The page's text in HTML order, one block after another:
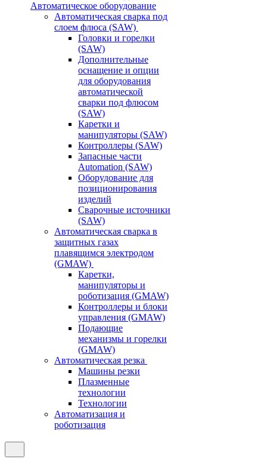
Автоматическое оборудование
Автоматическая сварка под
слоем флюса (SAW)
Головки и горелки
(SAW)
Дополнительные
оснащение и опции
для оборудования
автоматической
сварки под флюсом
(SAW)
Каретки и
манипуляторы (SAW)
Контроллеры (SAW)
Запасные части
Automation (SAW)
Оборудование для
позиционирования
изделий
Сварочные источники
(SAW)
Автоматическая сварка в
защитных газах
плавящимся электродом
(GMAW)
Каретки,
манипуляторы и
роботизация (GMAW)
Контроллеры и блоки
управления (GMAW)
Подающие
механизмы и горелки
(GMAW)
Автоматическая резка
Машины резки
Плазменные
технологии
Технологии
Автоматизация и
роботизация